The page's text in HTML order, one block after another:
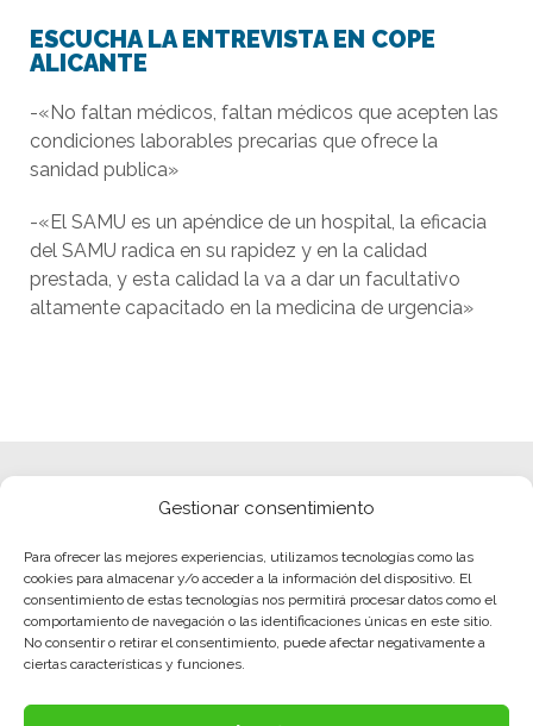
Gestionar consentimiento
Para ofrecer las mejores experiencias, utilizamos tecnologías como las
cookies para almacenar y/o acceder a la información del dispositivo. El
consentimiento de estas tecnologías nos permitirá procesar datos como el
comportamiento de navegación o las identificaciones únicas en este sitio.
No consentir o retirar el consentimiento, puede afectar negativamente a
ciertas características y funciones.
ESCUCHA LA ENTREVISTA EN COPE
ALICANTE
-«No faltan médicos, faltan médicos que acepten las
condiciones laborables precarias que ofrece la
sanidad publica»
-«El SAMU es un apéndice de un hospital, la eficacia
del SAMU radica en su rapidez y en la calidad
prestada, y esta calidad la va a dar un facultativo
altamente capacitado en la medicina de urgencia»